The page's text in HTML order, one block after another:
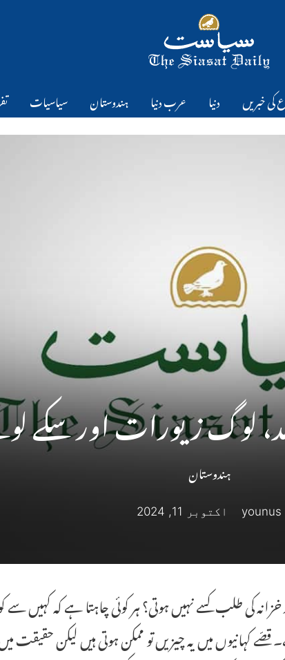
کی خبریں دنیا عرب دنیا ہندوستان سیاسیات
لوگ زیورات اور سکے
ہندوستان
younus اکتوبر 11, 2024
خزانہ کی طلب کسے نہیں ہوتی؟ ہر کوئی چاہتا ہے کہ کہیں
کہانیوں میں یہ چیزیں تو ممکن ہوتی ہیں لیکن حقیقت